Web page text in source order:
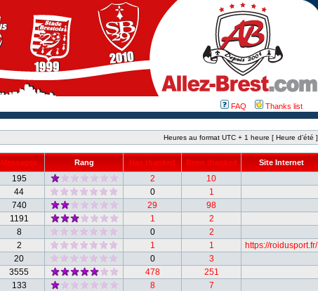
FAQ Thanks list
Heures au format UTC + 1 heure [ Heure d’été ]
Messages Rang Has thanked Been thanked Site Internet
195 2
10
44 0
1
740 29
98
1191 1
2
8 0
2
2 1 1
https://roidusport.fr/
20 0
3
3555 478
251
133 8
7